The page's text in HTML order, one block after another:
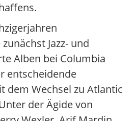
Jazz- und
Alben bei Columbia
entscheidende
dem Wechsel zu Atlantic
der Ägide von